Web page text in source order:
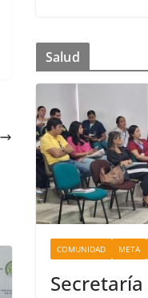
Salud
COMUNIDAD META